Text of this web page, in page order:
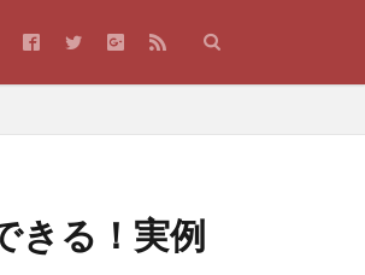
きる！実例